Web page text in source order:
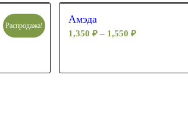
Распродажа!
Амэда
1,350 ₽– 1,550 ₽